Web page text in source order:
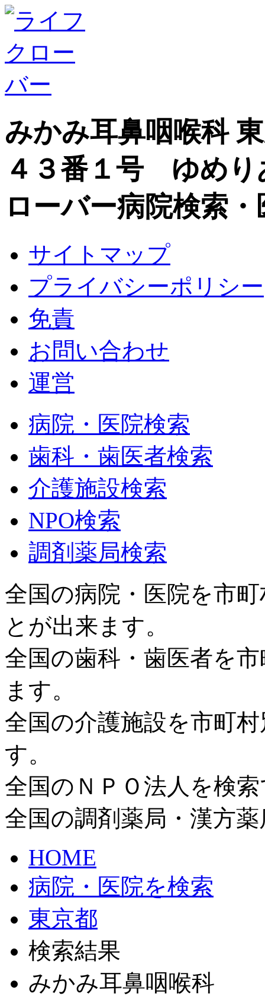
みかみ耳鼻咽喉科
４３番１号 ゆめり
ローバー病院検索
サイトマップ
プライバシーポリシー
免責
お問い合わせ
運営
病院・医院検索
歯科・歯医者検索
介護施設検索
NPO検索
調剤薬局検索
全国の病院・医院を市
とが出来ます。
全国の歯科・歯医者を
ます。
全国の介護施設を市町
す。
全国のＮＰＯ法人を検
全国の調剤薬局・漢方
HOME
病院・医院を検索
東京都
検索結果
みかみ耳鼻咽喉科